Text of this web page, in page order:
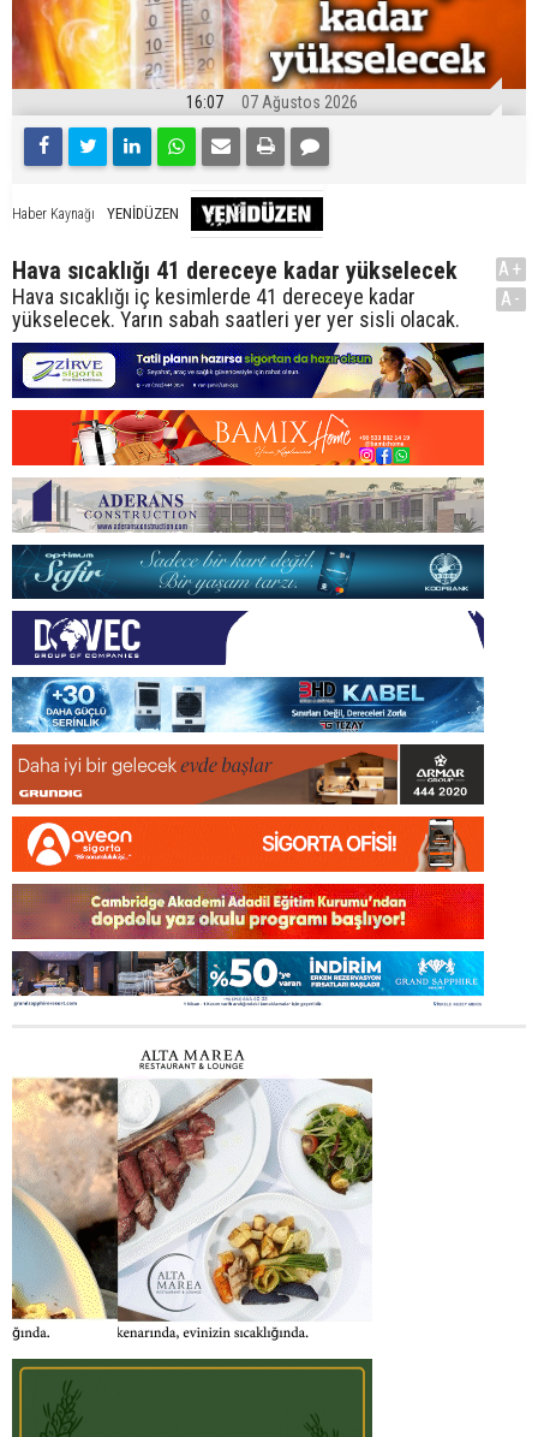
16:07 07 Ağustos 2026
Haber Kaynağı YENİDÜZEN
Hava sıcaklığı 41 dereceye kadar yükselecek
Hava sıcaklığı iç kesimlerde 41 dereceye kadar
yükselecek. Yarın sabah saatleri yer yer sisli olacak.
A+
A-